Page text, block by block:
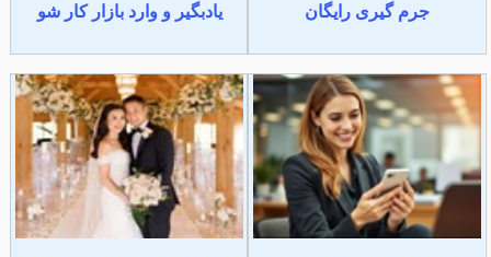
جرم گیری رایگان
یادبگیر و وارد بازار کار شو